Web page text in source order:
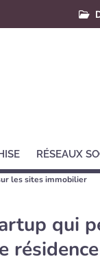
RÉSEAUX
les sites immobilier
qui